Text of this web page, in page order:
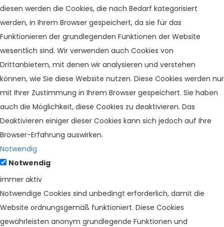
diesen werden die Cookies, die nach Bedarf kategorisiert
werden, in Ihrem Browser gespeichert, da sie für das
Funktionieren der grundlegenden Funktionen der Website
wesentlich sind. Wir verwenden auch Cookies von
Drittanbietern, mit denen wir analysieren und verstehen
können, wie Sie diese Website nutzen. Diese Cookies werden nur
mit Ihrer Zustimmung in Ihrem Browser gespeichert. Sie haben
auch die Möglichkeit, diese Cookies zu deaktivieren. Das
Deaktivieren einiger dieser Cookies kann sich jedoch auf Ihre
Browser-Erfahrung auswirken.
Notwendig
Notwendig
immer aktiv
Notwendige Cookies sind unbedingt erforderlich, damit die
Website ordnungsgemäß funktioniert. Diese Cookies
gewährleisten anonym grundlegende Funktionen und